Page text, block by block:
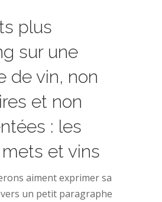
plus
sur une
de vin, non
et non
: les
et vins
aiment exprimer sa
un petit paragraphe